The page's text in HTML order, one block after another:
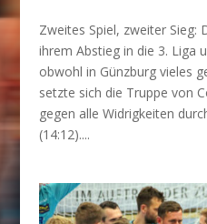
Zweites Spiel, zweiter Sieg:
ihrem Abstieg in die 3. Liga
obwohl in Günzburg vieles
setzte sich die Truppe von
gegen alle Widrigkeiten
(14:12)....